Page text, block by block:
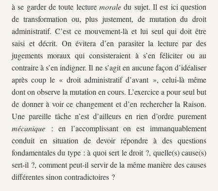
à se garder de toute lecture morale du sujet. Il est ici question
de transformation ou, plus justement, de mutation du droit
administratif. C’est ce mouvement-là et lui seul qui doit être
saisi et décrit. On évitera d’en parasiter la lecture par des
jugements moraux qui consisteraient à s’en féliciter ou au
contraire à s’en indigner. Il ne s’agit en aucune façon d’idéaliser
après coup le « droit administratif d’avant », celui-là même
dont on observe la mutation en cours. L’exercice a pour seul but
de donner à voir ce changement et d’en rechercher la Raison.
Une pareille tâche n’est d’ailleurs en rien d’ordre purement
mécanique : en l’accomplissant on est immanquablement
conduit en situation de devoir répondre à des questions
fondamentales du type : à quoi sert le droit ?, quelle(s) cause(s)
sert-il ?, comment peut-il servir de la même manière des causes
différentes sinon contradictoires ?